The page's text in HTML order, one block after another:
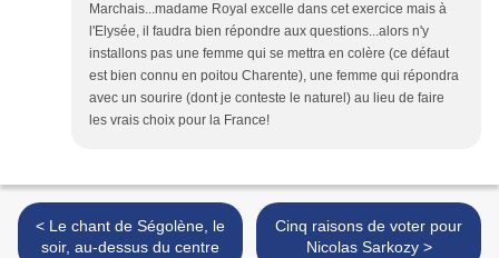
Marchais...madame Royal excelle dans cet exercice mais à
l'Elysée, il faudra bien répondre aux questions...alors n'y
installons pas une femme qui se mettra en colère (ce défaut
est bien connu en poitou Charente), une femme qui répondra
avec un sourire (dont je conteste le naturel) au lieu de faire
les vrais choix pour la France!
< Le chant de Ségolène, le
soir, au-dessus du centre
Cinq raisons de voter pour
Nicolas Sarkozy >